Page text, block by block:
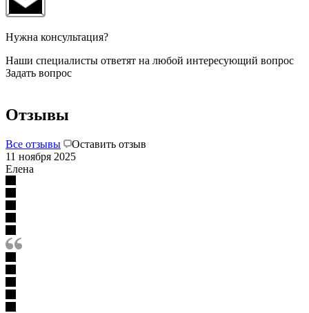
Нужна консультация?
Наши специалисты ответят на любой интересующий вопрос
Задать вопрос
Отзывы
Все отзывы
Оставить отзыв
11 ноября 2025
Елена